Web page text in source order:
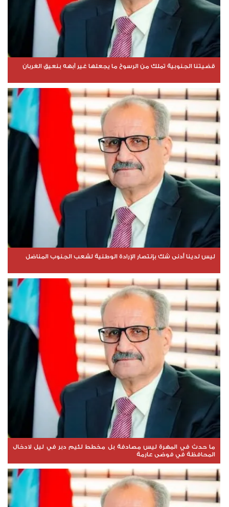
قضيتنا الجنوبية تملك من الرسوخ ما يجعلها غير آبهه بنعيق الغربان
ليس لدينا أدنى شك بإنتصار الإرادة الوطنية لشعب الجنوب المناضل
ما حدث في المهرة ليس مصادفة بل مخطط لئيم دبر في ليل لادخال
المحافظة في فوضى عارمة